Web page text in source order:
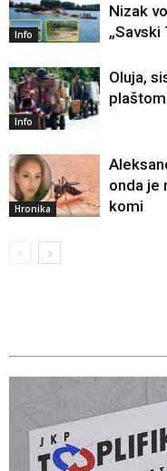
Info
Nizak
„Savski
Info
Oluja,
Hronika
onda je
komi